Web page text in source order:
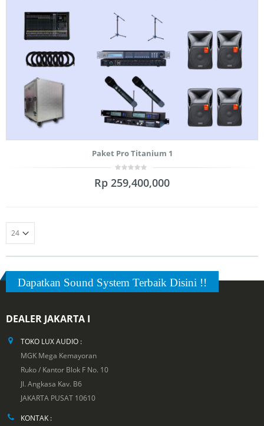
Paket Pro Titanium 1
out
Rp 259,400,000
Dapatkan Sound System Terbaik Disini !!
DEALER JAKARTA I
TOKO LUX AUDIO :
MGK Mega Kemayoran
Ruko / Kantor Blok F No. 10
Jl. Angkasa Kav. B6
JAKARTA PUSAT 10610
KONTAK :